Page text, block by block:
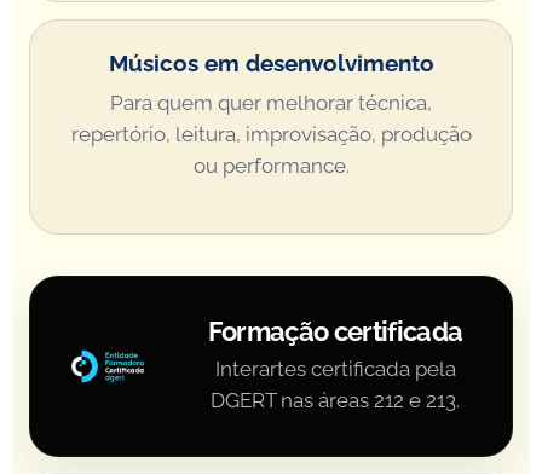
Músicos em desenvolvimento
Para quem quer melhorar técnica,
repertório, leitura, improvisação, produção
ou performance.
Formação certificada
Interartes certificada pela
DGERT nas áreas 212 e 213.